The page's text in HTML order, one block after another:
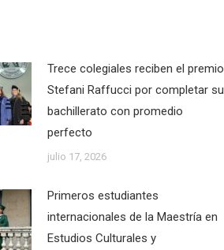
Trece colegiales reciben el premio
Stefani Raffucci por completar su
bachillerato con promedio
perfecto
julio 17, 2026
Primeros estudiantes
internacionales de la Maestría en
Estudios Culturales y